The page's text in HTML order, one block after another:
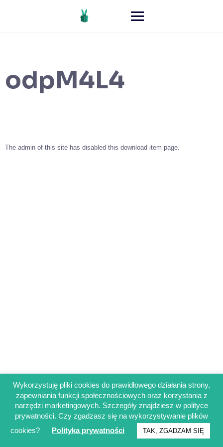
odpM4L4
The admin of this site has disabled this download item page.
Regulamin sklepu
Polityka prywatności
Obowiązek informacyjny RODO
© Francuskinotesik.pl 2025
Wykorzystuję pliki cookies do prawidłowego działania strony,
zapewniania funkcji społecznościowych oraz korzystania z
narzędzi marketingowych. Szczegóły znajdziesz w polityce
prywatności. Czy zgadzasz się na wykorzystywanie plików
cookies?
Polityka prywatności TAK, ZGADZAM SIĘ